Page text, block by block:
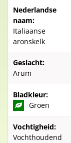
Nederlandse
naam:
Italiaanse
aronskelk
Geslacht:
Arum
Bladkleur:
Groen
Vochtigheid:
Vochthoudend